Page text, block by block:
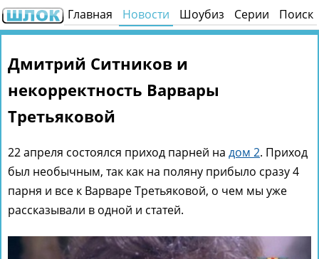
Главная Новости Шоубиз Серии Поиск
Дмитрий Ситников и
некорректность Варвары
Третьяковой
22 апреля состоялся приход парней на дом 2. Приход
был необычным, так как на поляну прибыло сразу 4
парня и все к Варваре Третьяковой, о чем мы уже
рассказывали в одной и статей.